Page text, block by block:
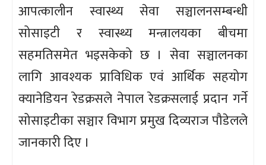
आपत्कालीन स्वास्थ्य सेवा सञ्चालनसम्बन्धी
सोसाइटी र स्वास्थ्य मन्त्रालयका बीचमा
सहमतिसमेत भइसकेको छ । सेवा सञ्चालनका
लागि आवश्यक प्राविधिक एवं आर्थिक सहयोग
क्यानेडियन रेडक्रसले नेपाल रेडक्रसलाई प्रदान गर्ने
सोसाइटीका सञ्चार विभाग प्रमुख दिव्यराज पौडेलले
जानकारी दिए ।